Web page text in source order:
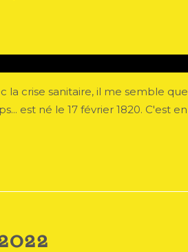
la crise sanitaire, il me semble que
est né le 17 février 1820. C'est en